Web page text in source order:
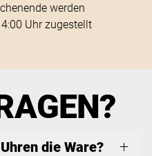
werden
Uhr zugestellt
die Ware?